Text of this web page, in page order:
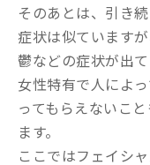
そのあとは、引き
症状は似ています
鬱などの症状が出
女性特有で人によ
ってもらえないこ
ます。
ここではフェイシ